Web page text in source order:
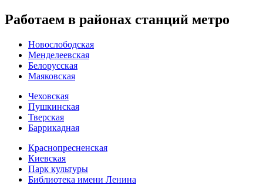
Работаем в районах станций метро
Новослободская
Менделеевская
Белорусская
Маяковская
Чеховская
Пушкинская
Тверская
Баррикадная
Краснопресненская
Киевская
Парк культуры
Библиотека имени Ленина